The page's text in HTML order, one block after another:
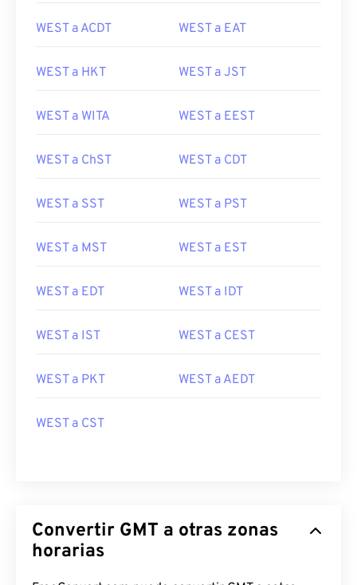
WEST a ACDT WEST a EAT
WEST a HKT WEST a JST
WEST a WITA WEST a EEST
WEST a ChST WEST a CDT
WEST a SST WEST a PST
WEST a MST WEST a EST
WEST a EDT WEST a IDT
WEST a IST WEST a CEST
WEST a PKT WEST a AEDT
WEST a CST
Convertir GMT a otras zonas
horarias